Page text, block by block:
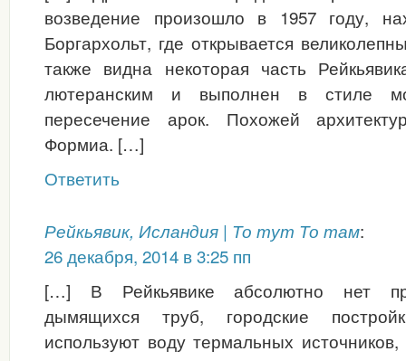
возведение произошло в 1957 году,
Боргархольт, где открывается
также видна некоторая часть
лютеранским и выполнен в стиле
пересечение арок. Похожей
Формиа. […]
Ответить
Рейкьявик, Исландия | То тут То там:
26 декабря, 2014 в 3:25 пп
[…] В Рейкьявике абсолютно нет
дымящихся труб, городские
используют воду термальных